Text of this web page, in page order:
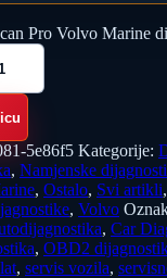
Pro Volvo Marine
5e86f5 Kategorije:
, Namjenske
, Ostalo, Svi artikli,
, Volvo
, Car
, OBD2
, servis vozila,